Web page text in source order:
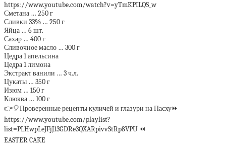
https://www.youtube.com/watch?v=yTmKPILQS_w
Сметана … 250 г
Сливки 33% … 250 г
Яйца … 6 шт.
Сахар … 400 г
Сливочное масло … 300 г
Цедра 1 апельсина
Цедра 1 лимона
Экстракт ванили … 3 ч.л.
Цукаты … 350 г
Изюм … 150 г
Клюква … 100 г
👉🎈Проверенные рецепты куличей и глазури на Пасху⏩
https://www.youtube.com/playlist?
list=PLHwpLeJFjJ13GDRe3QXARpivvStRp8VPU ⏪
EASTER CAKE